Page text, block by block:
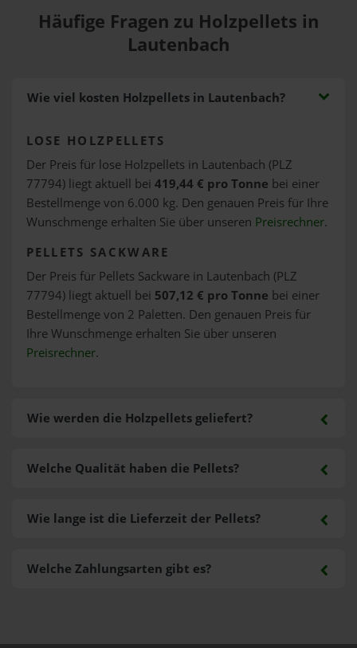
Häufige Fragen zu Holzpellets in
Lautenbach
Wie viel kosten Holzpellets in Lautenbach?
LOSE HOLZPELLETS
Der Preis für lose Holzpellets in Lautenbach (PLZ
77794) liegt aktuell bei 419,44 € pro Tonne bei einer
Bestellmenge von 6.000 kg. Den genauen Preis für Ihre
Wunschmenge erhalten Sie über unseren Preisrechner.
PELLETS SACKWARE
Der Preis für Pellets Sackware in Lautenbach (PLZ
77794) liegt aktuell bei 507,12 € pro Tonne bei einer
Bestellmenge von 2 Paletten. Den genauen Preis für
Ihre Wunschmenge erhalten Sie über unseren
Preisrechner.
Wie werden die Holzpellets geliefert?
Welche Zahlungsarten gibt es?
Welche Qualität haben die Pellets?
Wie lange ist die Lieferzeit der Pellets?